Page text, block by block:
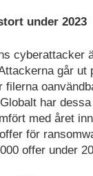
under 2023
cyberattacker
går ut
filerna
har
med året
för
offer under